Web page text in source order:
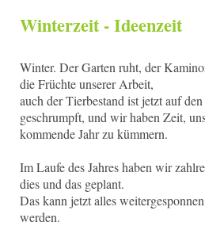
Winterzeit - Ideenzeit
Winter. Der Garten ruht, der
die Früchte unserer Arbeit,
auch der Tierbestand ist jetzt auf
geschrumpft, und wir haben Zeit,
kommende Jahr zu kümmern.
Im Laufe des Jahres haben wir
dies und das geplant.
Das kann jetzt alles
werden.